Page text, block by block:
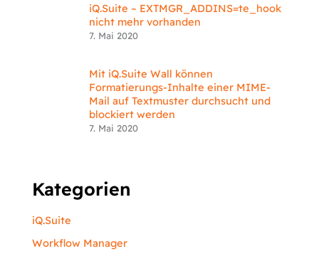
iQ.Suite – EXTMGR_ADDINS=te_hook
nicht mehr vorhanden
7. Mai 2020
Mit iQ.Suite Wall können
Formatierungs-Inhalte einer MIME-
Mail auf Textmuster durchsucht und
blockiert werden
7. Mai 2020
Kategorien
iQ.Suite
Workflow Manager